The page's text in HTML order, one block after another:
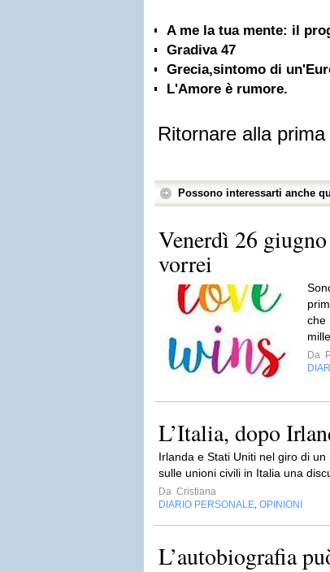
A me la tua mente: il
Gradiva 47
Grecia,sintomo di
L'Amore è rumore.
Ritornare alla
Possono interessarti anche
Venerdì 26
vorrei
che
Da
L’Italia, dopo
Irlanda e Stati Uniti nel giro di
sulle unioni civili in Italia una
Da Cristiana
DIARIO PERSONALE OPINIONI
L’autobiografia